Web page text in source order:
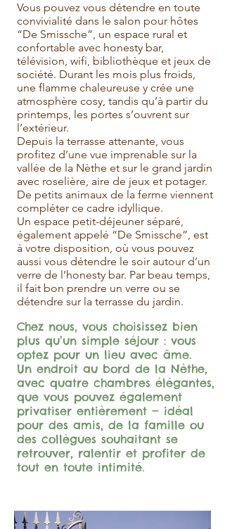
Vous pouvez vous détendre en toute
convivialité dans le salon pour hôtes
“De Smissche”, un espace rural et
confortable avec honesty bar,
télévision, wifi, bibliothèque et jeux de
société. Durant les mois plus froids,
une flamme chaleureuse y crée une
atmosphère cosy, tandis qu’à partir du
printemps, les portes s’ouvrent sur
l’extérieur.
Depuis la terrasse attenante, vous
profitez d’une vue imprenable sur la
vallée de la Nèthe et sur le grand jardin
avec roselière, aire de jeux et potager.
De petits animaux de la ferme viennent
compléter ce cadre idyllique.
Un espace petit-déjeuner séparé,
également appelé “De Smissche”, est
à votre disposition, où vous pouvez
aussi vous détendre le soir autour d’un
verre de l’honesty bar. Par beau temps,
il fait bon prendre un verre ou se
détendre sur la terrasse du jardin.
Chez nous, vous choisissez bien
plus qu’un simple séjour : vous
optez pour un lieu avec âme.
Un endroit au bord de la Nèthe,
avec quatre chambres élégantes,
que vous pouvez également
privatiser entièrement — idéal
pour des amis, de la famille ou
des collègues souhaitant se
retrouver, ralentir et profiter de
tout en toute intimité.